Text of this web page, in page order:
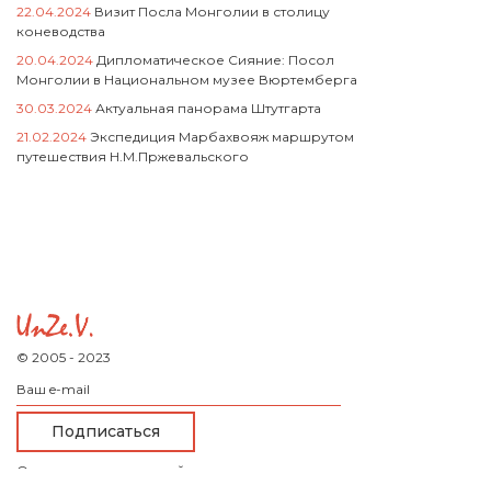
22.04.2024 Визит Посла Монголии в столицу
коневодства
20.04.2024 Дипломатическое Сияние: Посол
Монголии в Национальном музее Вюртемберга
30.03.2024 Актуальная панорама Штутгарта
21.02.2024 Экспедиция Марбахвояж маршрутом
путешествия Н.М.Пржевальского
© 2005 - 2023
Оставляя данные на сайте, вы соглашаетесь